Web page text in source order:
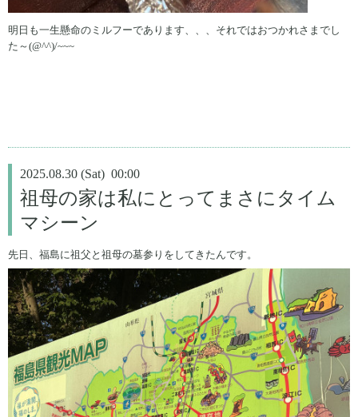
明日も一生懸命のミルフーであります、、、それではおつかれさまでし
た～(@^^)/~~~
2025.08.30 (Sat) 00:00
祖母の家は私にとってまさにタイム
マシーン
先日、福島に祖父と祖母の墓参りをしてきたんです。